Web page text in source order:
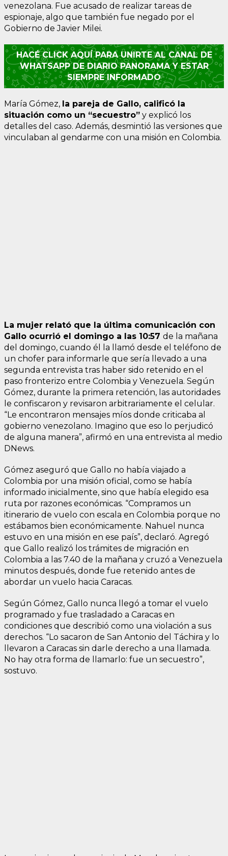
venezolana. Fue acusado de realizar tareas de
espionaje, algo que también fue negado por el
Gobierno de Javier Milei.
HACÉ CLICK AQUÍ PARA UNIRTE AL CANAL DE
WHATSAPP DE DIARIO PANORAMA Y ESTAR
SIEMPRE INFORMADO
María Gómez, la pareja de Gallo, calificó la
situación como un “secuestro” y explicó los
detalles del caso. Además, desmintió las versiones que
vinculaban al gendarme con una misión en Colombia.
La mujer relató que la última comunicación con
Gallo ocurrió el domingo a las 10:57 de la mañana
del domingo, cuando él la llamó desde el teléfono de
un chofer para informarle que sería llevado a una
segunda entrevista tras haber sido retenido en el
paso fronterizo entre Colombia y Venezuela. Según
Gómez, durante la primera retención, las autoridades
le confiscaron y revisaron arbitrariamente el celular.
“Le encontraron mensajes míos donde criticaba al
gobierno venezolano. Imagino que eso lo perjudicó
de alguna manera”, afirmó en una entrevista al medio
DNews.
Gómez aseguró que Gallo no había viajado a
Colombia por una misión oficial, como se había
informado inicialmente, sino que había elegido esa
ruta por razones económicas. “Compramos un
itinerario de vuelo con escala en Colombia porque no
estábamos bien económicamente. Nahuel nunca
estuvo en una misión en ese país”, declaró. Agregó
que Gallo realizó los trámites de migración en
Colombia a las 7.40 de la mañana y cruzó a Venezuela
minutos después, donde fue retenido antes de
abordar un vuelo hacia Caracas.
Según Gómez, Gallo nunca llegó a tomar el vuelo
programado y fue trasladado a Caracas en
condiciones que describió como una violación a sus
derechos. “Lo sacaron de San Antonio del Táchira y lo
llevaron a Caracas sin darle derecho a una llamada.
No hay otra forma de llamarlo: fue un secuestro”,
sostuvo.